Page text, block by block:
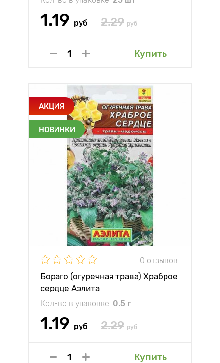
1.19 руб 2.29 руб
Купить
АКЦИЯ
НОВИНКИ
0 отзывов
Бораго (огуречная трава) Храброе
сердце Аэлита
Кол-во в упаковке: 0.5 г
1.19 руб 2.29 руб
Купить